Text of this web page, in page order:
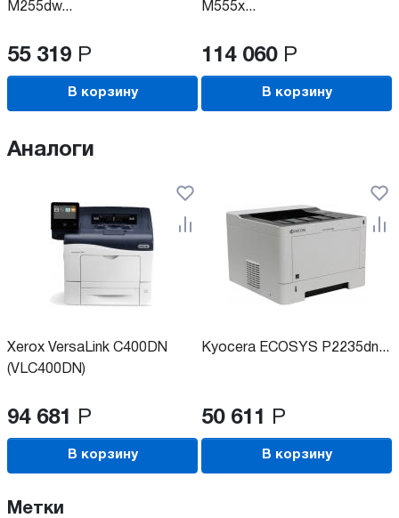
M255dw...
55 319 Р
В корзину
M555x...
114 060 Р
В корзину
Аналоги
Xerox VersaLink C400DN
(VLC400DN)
94 681 Р
В корзину
Kyocera ECOSYS P2235dn...
50 611 Р
В корзину
Метки